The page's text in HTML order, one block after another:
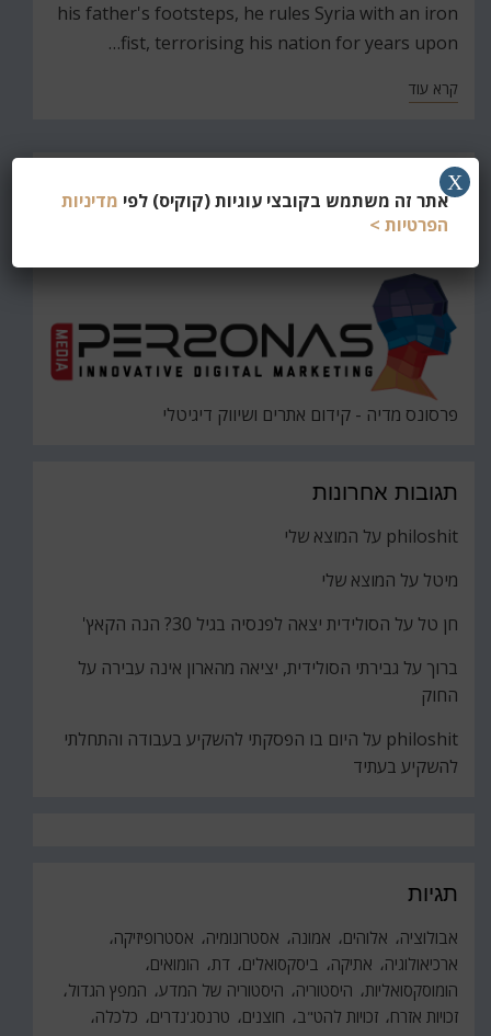
his father's footsteps, he rules Syria with an iron
fist, terrorising his nation for years upon…
קרא עוד
חפש
את
פרסונס מדיה - קידום אתרים ושיווק דיגיטלי
תגובות אחרונות
philoshit על המוצא שלי
מיטל על המוצא שלי
חן טל על הסולידית יצאה לפנסיה בגיל 30? הנה הקאץ'
ברוך על גבירתי הסולידית, יציאה מהארון אינה עבירה על
החוק
philoshit על היום בו הפסקתי להשקיע בעבודה והתחלתי
להשקיע בעתיד
תגיות
אבולוציה אלוהים אמונה אסטרונומיה
אסטרופיזיקה
ארכיאולוגיה
אתיקה ביסקסואלים דת הומואים
הומוסקסואליות היסטוריה היסטוריה של המדע המפץ הגדול
זכויות אזרח זכויות להט"ב חוצנים טרנסג'נדרים
כלכלה
אתר זה משתמש בקובצי עוגיות (קוקיס) לפי מדיניות
הפרטיות >
X